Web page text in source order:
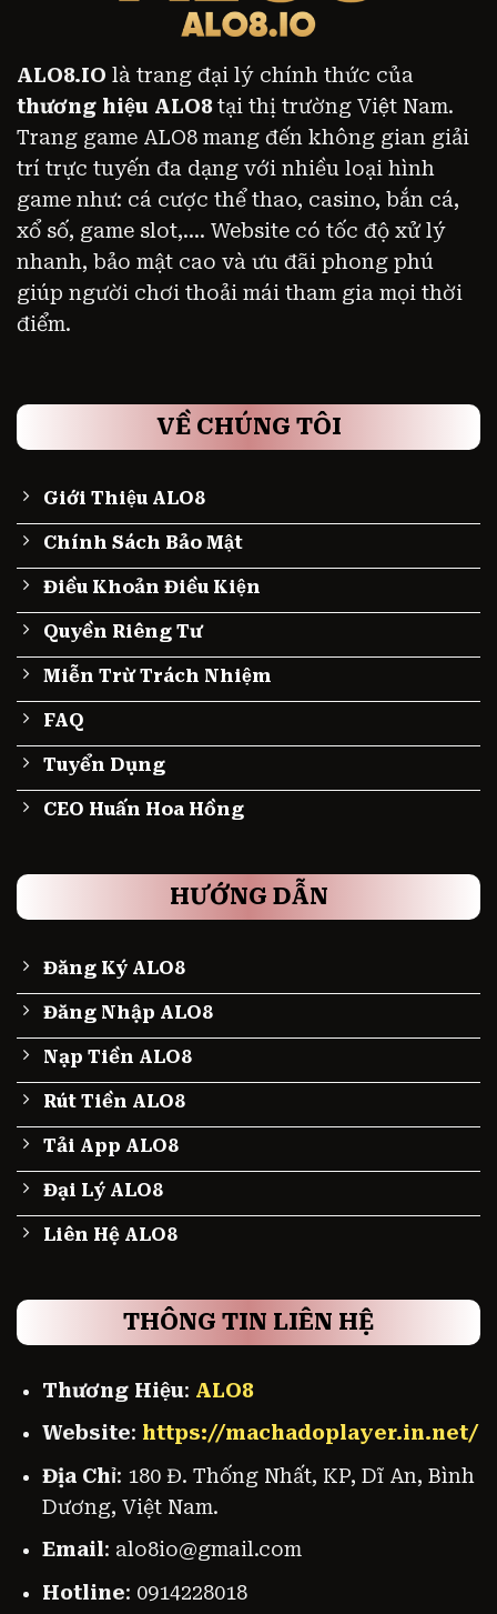
ALO8.IO là trang đại lý chính thức của
thương hiệu ALO8tại thị trường Việt Nam.
Trang game ALO8 mang đến không gian giải
trí trực tuyến đa dạng với nhiều loại hình
game như: cá cược thể thao, casino, bắn cá,
xổ số, game slot,.... Website có tốc độ xử lý
nhanh, bảo mật cao và ưu đãi phong phú
giúp người chơi thoải mái tham gia mọi thời
điểm.
VỀ CHÚNG TÔI
Giới Thiệu ALO8
Chính Sách Bảo Mật
Điều Khoản Điều Kiện
Quyền Riêng Tư
Miễn Trừ Trách Nhiệm
FAQ
Tuyển Dụng
CEO Huấn Hoa Hồng
HƯỚNG DẪN
Đăng Ký ALO8
Đăng Nhập ALO8
Nạp Tiền ALO8
Rút Tiền ALO8
Tải App ALO8
Đại Lý ALO8
Liên Hệ ALO8
THÔNG TIN LIÊN HỆ
Thương Hiệu: ALO8
Website: https://machadoplayer.in.net/
Địa Chỉ: 180 Đ. Thống Nhất, KP, Dĩ An, Bình
Dương, Việt Nam.
Email: alo8io@gmail.com
Hotline: 0914228018